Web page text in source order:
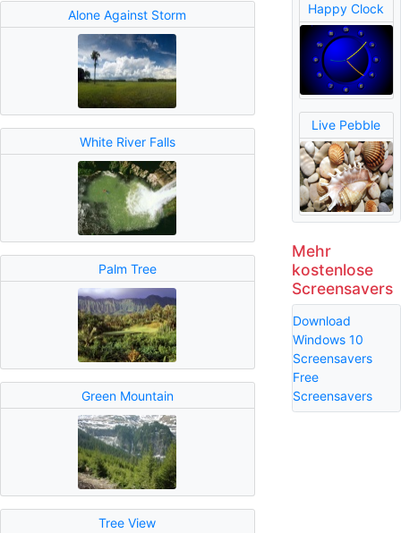
Alone Against Storm
White River Falls
Palm Tree
Green Mountain
Tree View
Happy Clock
Live Pebble
Mehr
kostenlose
Screensavers
Download
Windows 10
Screensavers
Free
Screensavers